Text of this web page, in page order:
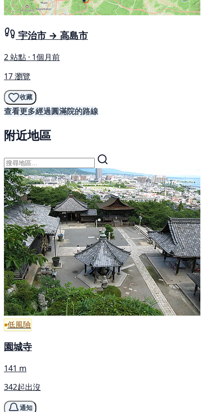
宇治市 → 高島市
2 站點 · 1個月前
17 瀏覽
收藏
查看更多經過圓滿院的路線
附近地區
低風險
園城寺
141 m
342起出沒
通知